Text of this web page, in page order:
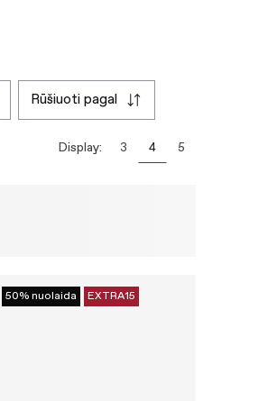
rūšiuoti pagal
Display: 3 4 5
50% nuolaida EXTRA15